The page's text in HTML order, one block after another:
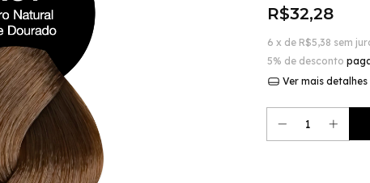
R$32,28
6 x de R$5,38 sem
5% de desconto
Ver mais detalhes